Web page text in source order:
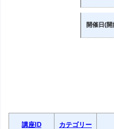
開催日(
講座ID カテゴリー